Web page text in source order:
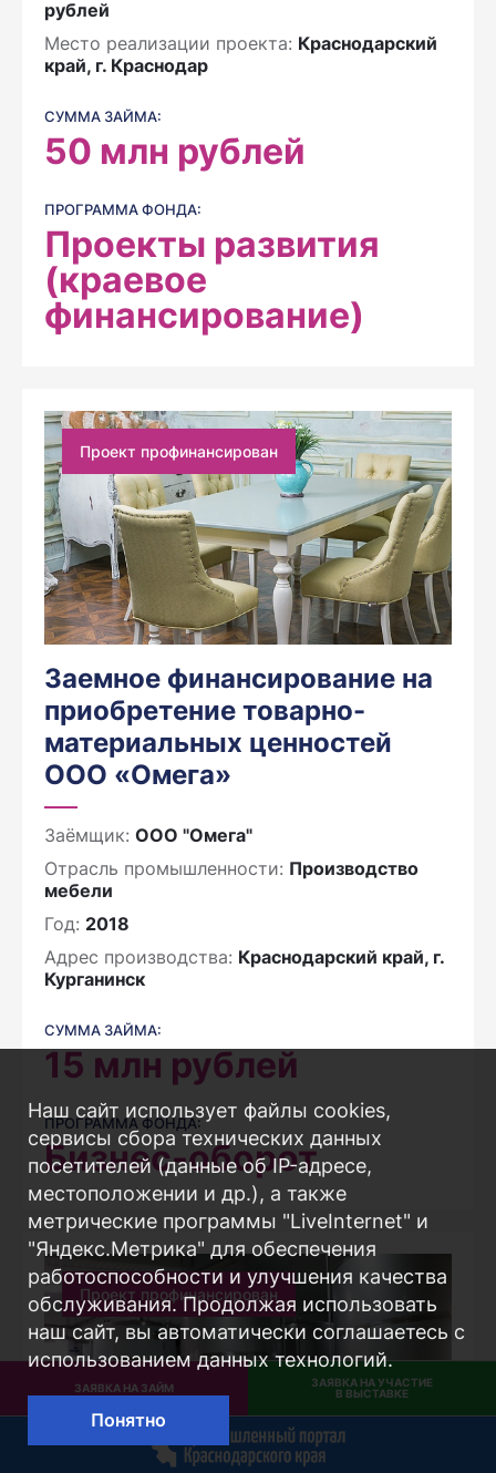
ЗАЯВКА НА ЗАЙМ
ЗАЯВКА НА УЧАСТИЕ
В ВЫСТАВКЕ
рублей
Место реализации проекта: Краснодарский
край, г. Краснодар
СУММА ЗАЙМА:
50 млн рублей
ПРОГРАММА ФОНДА:
Проекты развития
(краевое
финансирование)
Проект профинансирован
Заемное финансирование на
приобретение товарно-
материальных ценностей
ООО «Омега»
Заёмщик: ООО "Омега"
Отрасль промышленности: Производство
мебели
Год: 2018
Адрес производства: Краснодарский край, г.
Курганинск
СУММА ЗАЙМА:
15 млн рублей
ПРОГРАММА ФОНДА:
Бизнес-оборот
Проект профинансирован
Наш сайт использует файлы cookies,
сервисы сбора технических данных
посетителей (данные об IP-адресе,
местоположении и др.), а также
метрические программы "LiveInternet" и
"Яндекс.Метрика" для обеспечения
работоспособности и улучшения качества
обслуживания. Продолжая использовать
наш сайт, вы автоматически соглашаетесь с
использованием данных технологий.
Понятно